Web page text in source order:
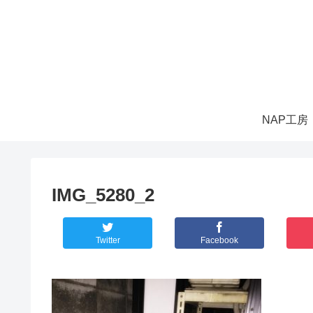
NAP工房
IMG_5280_2
Twitter Facebook